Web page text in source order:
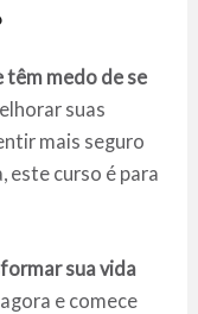
têm medo de se
suas
mais seguro
este curso é para
sua vida
e comece